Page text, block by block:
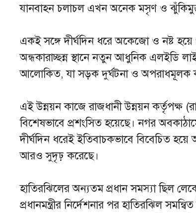
যানবাহন চলাচল এখন অনেক মসৃণ ও
একই সঙ্গে দীর্ঘদিন ধরে অকেজো ও নষ্ট
অন্ধকারাচ্ছন্ন স্থানে নতুন আধুনিক এলইডি
আলোকিত, যা সড়ক দুর্ঘটনা ও অপরাধমূলক
এই উন্নয়ন কাজে রাজধানী উন্নয়ন কর্তৃপক্ষ
বিশেষভাবে প্রশংসিত হয়েছে। নগর
দীর্ঘদিন ধরেই ইতিবাচকভাবে বিবেচিত
আরও সুদৃঢ় করেছে।
হাতিরঝিলের অন্যতম প্রধান সমস্যা ছিল
প্রধানমন্ত্রীর নির্দেশনার পর হাতিরঝিল